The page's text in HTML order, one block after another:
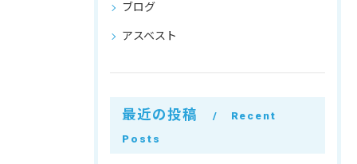
ブログ
アスベスト
最近の投稿
Recent
Posts